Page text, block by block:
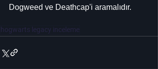
Dogweed ve Deathcap'i aramalıdır.
hogwarts legacy inceleme